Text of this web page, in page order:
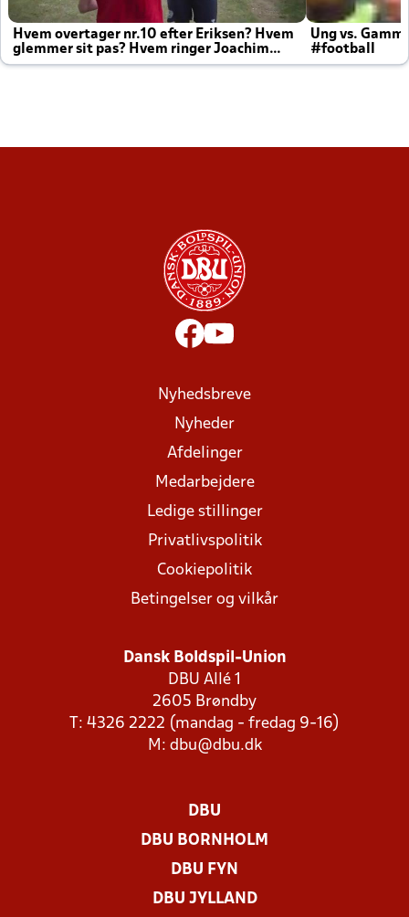
Hvem overtager nr.10 efter Eriksen? Hvem
glemmer sit pas? Hvem ringer Joachim
altid til efter kampe?
Ung vs.
#football
Nyhedsbreve
Nyheder
Afdelinger
Medarbejdere
Ledige stillinger
Privatlivspolitik
Cookiepolitik
Betingelser og vilkår
Dansk Boldspil-Union
DBU Allé 1
2605 Brøndby
T: 4326 2222 (mandag - fredag 9-16)
M: dbu@dbu.dk
DBU
DBU BORNHOLM
DBU FYN
DBU JYLLAND